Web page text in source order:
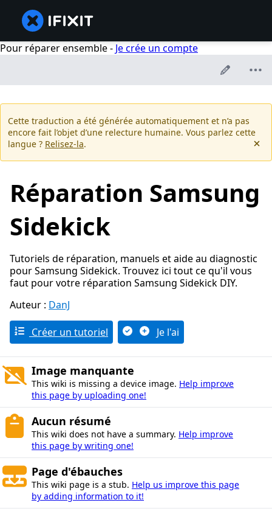
Pour réparer ensemble - Je crée un compte
Cette traduction a été générée automatiquement et n’a pas
encore fait l’objet d’une relecture humaine. Vous parlez cette
langue ? Relisez-la.
Réparation Samsung
Sidekick
Tutoriels de réparation, manuels et aide au diagnostic
pour Samsung Sidekick. Trouvez ici tout ce qu'il vous
faut pour votre réparation Samsung Sidekick DIY.
Auteur : DanJ
Créer un tutoriel Je l'ai
Image manquante
This wiki is missing a device image. Help improve
this page by uploading one!
Aucun résumé
This wiki does not have a summary. Help improve
this page by writing one!
Page d'ébauches
This wiki page is a stub. Help us improve this page
by adding information to it!